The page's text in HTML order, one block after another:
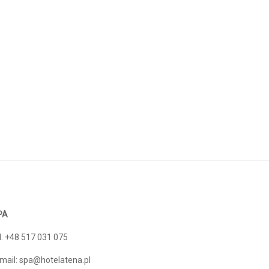
+48 517 031 075
spa@hotelatena.pl